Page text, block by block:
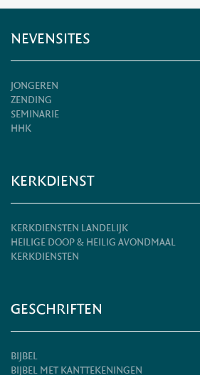
NEVENSITES
JONGEREN
ZENDING
SEMINARIE
HHK
KERKDIENST
KERKDIENSTEN LANDELIJK
HEILIGE DOOP & HEILIG AVONDMAAL
KERKDIENSTEN
GESCHRIFTEN
BIJBEL
BIJBEL MET KANTTEKENINGEN